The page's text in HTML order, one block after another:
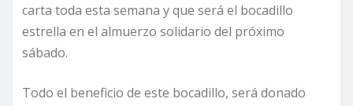
carta toda esta semana y que será el bocadillo
estrella en el almuerzo solidario del próximo
sábado.
Todo el beneficio de este bocadillo, será donado